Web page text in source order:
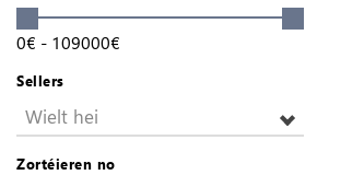
0€ - 109000€
Sellers
Wielt hei
Zortéieren no